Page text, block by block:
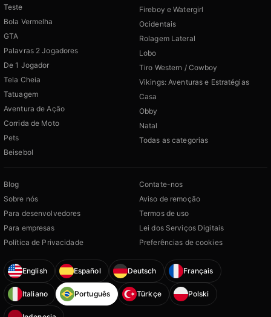
Teste
Bola Vermelha
GTA
Palavras 2 Jogadores
De 1 Jogador
Tela Cheia
Tatuagem
Aventura de Ação
Corrida de Moto
Pets
Beisebol
Fireboy e Watergirl
Ocidentais
Rolagem Lateral
Lobo
Tiro Western / Cowboy
Vikings: Aventuras e Estratégias
Casa
Obby
Natal
Todas as categorias
Blog
Sobre nós
Para desenvolvedores
Para empresas
Política de Privacidade
Contate-nos
Aviso de remoção
Termos de uso
Lei dos Serviços Digitais
Preferências de cookies
English Español Deutsch Français
Italiano Português Türkçe Polski